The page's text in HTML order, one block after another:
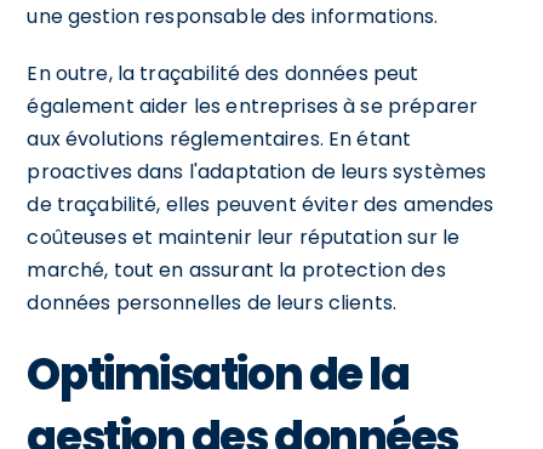
une gestion responsable des informations.
En outre, la traçabilité des données peut
également aider les entreprises à se préparer
aux évolutions réglementaires. En étant
proactives dans l'adaptation de leurs systèmes
de traçabilité, elles peuvent éviter des amendes
coûteuses et maintenir leur réputation sur le
marché, tout en assurant la protection des
données personnelles de leurs clients.
Optimisation de la